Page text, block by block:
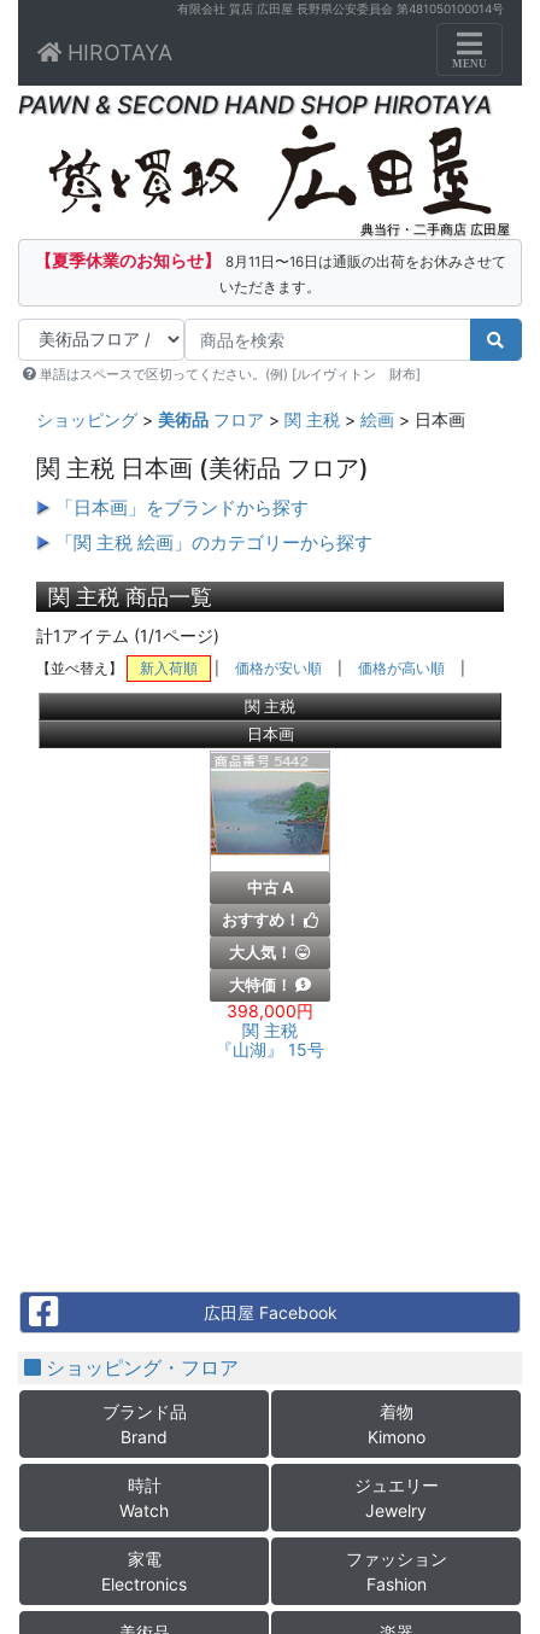
有限会社 質店 広田屋 長野県公安委員会 第481050100014号
HIROTAYA
Toggle
MENU
PAWN & SECOND HAND SHOP HIROTAYA
典当行・二手商店 広田屋
【夏季休業のお知らせ】
8月11日〜16日は通販の出荷をお休みさせて
いただきます。
単語はスペースで区切ってください。(例) [ルイヴィトン 財布]
ショッピング > 美術品 フロア > 関 主税 > 絵画 > 日本画
関 主税 日本画 (美術品 フロア)
「日本画」をブランドから探す
「関 主税 絵画」のカテゴリーから探す
関 主税 商品一覧
計1アイテム (1/1ページ)
【並べ替え】 新入荷順 価格が安い順 価格が高い順
関 主税
日本画
中古 A
おすすめ！
大人気！
大特価！
398,000円
関 主税
『山湖』 15号
Facebook 広田屋 Facebook
ショッピング・フロア
ブランド品
Brand
着物
Kimono
時計
Watch
ジュエリー
Jewelry
家電
Electronics
ファッション
Fashion